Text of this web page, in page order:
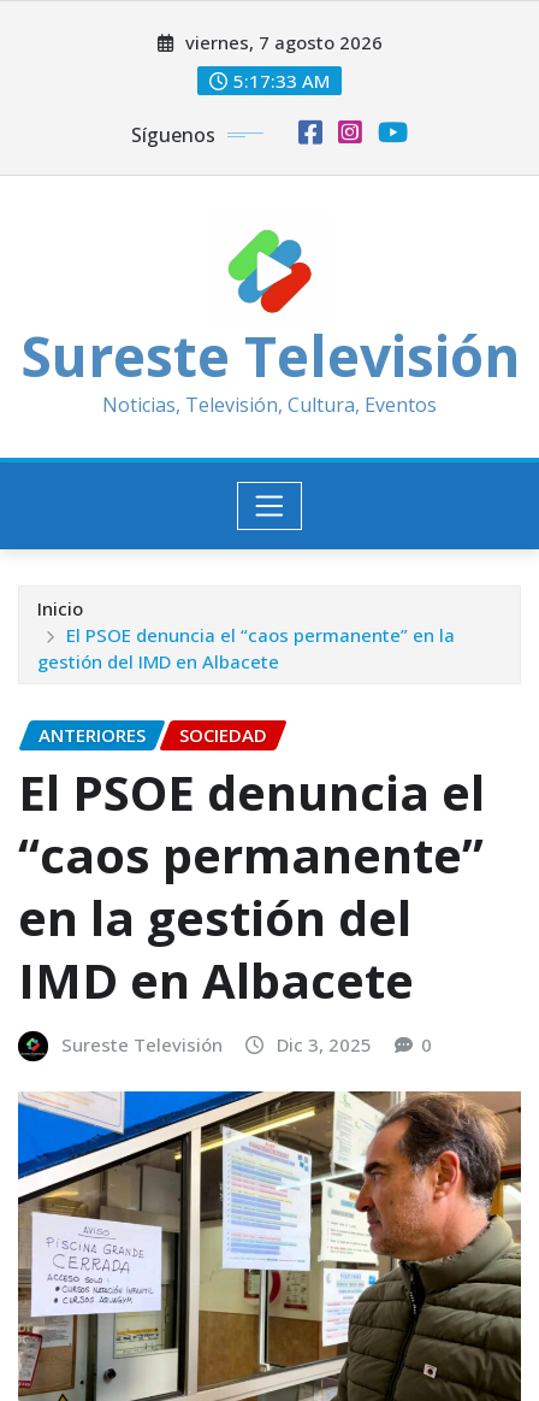
viernes, 7 agosto 2026
5:17:34 AM
Síguenos
Sureste Televisión
Noticias, Televisión, Cultura, Eventos
Inicio
El PSOE denuncia el “caos permanente” en la
gestión del IMD en Albacete
ANTERIORES SOCIEDAD
El PSOE denuncia el
“caos permanente”
en la gestión del
IMD en Albacete
Sureste Televisión Dic 3, 2025 0